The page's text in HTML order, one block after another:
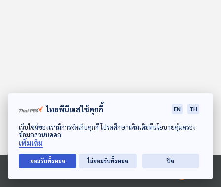
และ
เกี่ยว
ดาวน์โหลด Thai PBS Podcast Application
Ⓒ 2020 องค์การกระจายเสียงและแพร่ภาพสาธารณะแห่งประเทศไทย
ไทยพีบีเอสใช้คุกกี้ EN TH
เว็บไซต์ของเรามีการจัดเก็บคุกกี้ โปรดศึกษาเพิ่มเติมที่นโยบายคุ้มครอง
ข้อมูลส่วนบุคคล
เพิ่มเติม
ยอมรับทั้งหมด ไม่ยอมรับทั้งหมด ปิด